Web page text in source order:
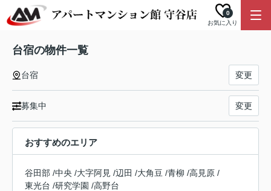
お気に入り
0
台宿の物件一覧
台宿 変更
募集中 変更
おすすめのエリア
谷田部 /中央 /大字阿見 /辺田 /大角豆 /青柳 /高見原 /
東光台 /研究学園 /高野台